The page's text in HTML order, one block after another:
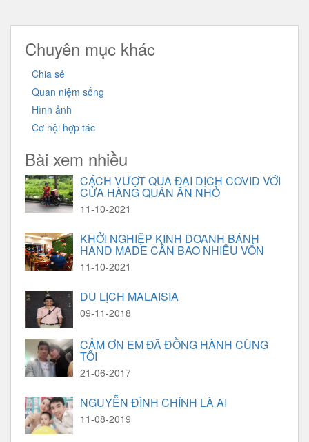
Chuyên mục khác
Chia sẻ
Quan niệm sống
Hình ảnh
Cơ hội hợp tác
Bài xem nhiều
CÁCH VƯỢT QUA ĐẠI DỊCH COVID VỚI
CỬA HÀNG QUÁN ĂN NHỎ
11-10-2021
KHỞI NGHIỆP KINH DOANH BÁNH
HAND MADE CẦN BAO NHIÊU VỐN
11-10-2021
DU LỊCH MALAISIA
09-11-2018
CẢM ƠN EM ĐÃ ĐỒNG HÀNH CÙNG
TÔI
21-06-2017
NGUYỄN ĐÌNH CHÍNH LÀ AI
11-08-2019